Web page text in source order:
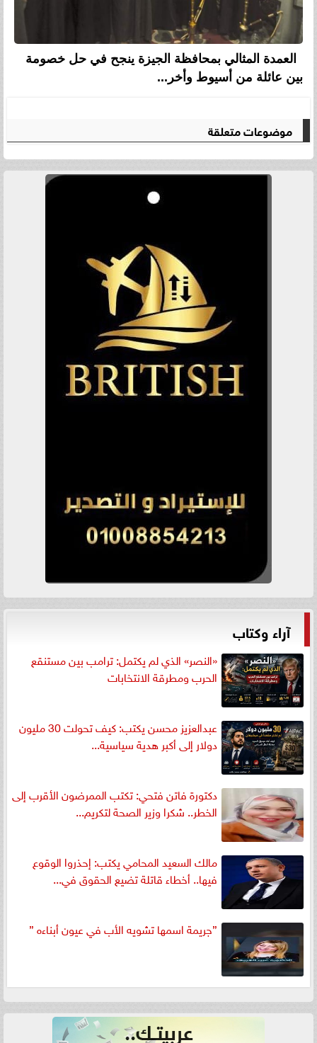
العمدة المثالي بمحافظة الجيزة ينجح في حل خصومة
بين عائلة من أسيوط وأخر...
موضوعات متعلقة
آراء وكتاب
«النصر» الذي لم يكتمل: ترامب بين مستنقع
الحرب ومطرقة الانتخابات
عبدالعزيز محسن يكتب: كيف تحولت 30 مليون
دولار إلى أكبر هدية سياسية...
دكتورة فاتن فتحي: تكتب الممرضون الأقرب إلى
الخطر.. شكرا وزير الصحة لتكريم...
مالك السعيد المحامي يكتب: إحذروا الوقوع
فيها.. أخطاء قاتلة تضيع الحقوق في...
”جريمة اسمها تشويه الأب في عيون أبناءه ”